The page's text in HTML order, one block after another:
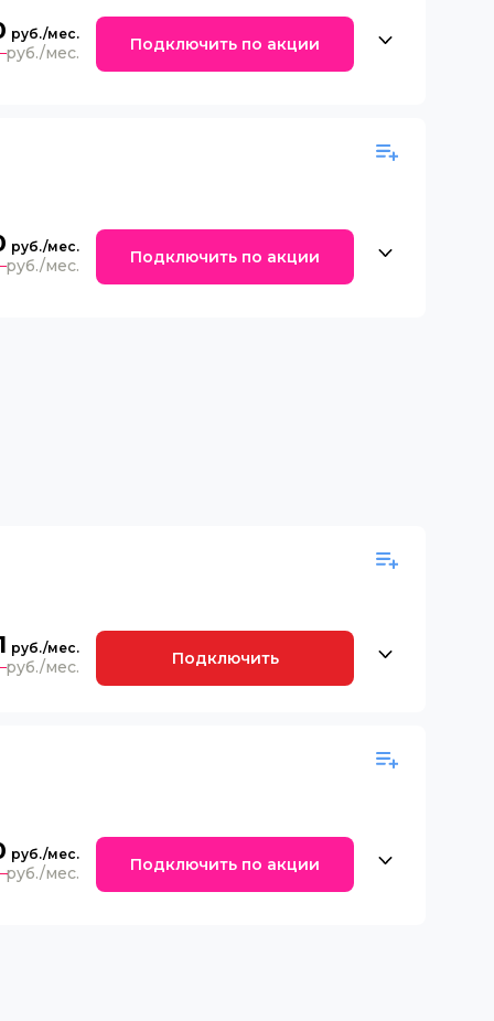
Подключить по акции
Подключить по акции
Подключить
Подключить по акции